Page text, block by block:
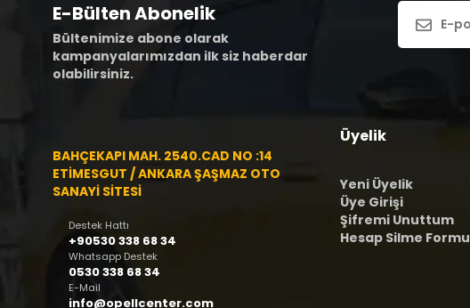
E-Bülten Abonelik
Bültenimize abone olarak
kampanyalarımızdan ilk siz haberdar
olabilirsiniz.
BAHÇEKAPI MAH. 2540.CAD NO :14
ETİMESGUT / ANKARA ŞAŞMAZ OTO
SANAYİ SİTESİ
Destek Hattı
+90530 338 68 34
Whatsapp Destek
0530 338 68 34
E-Mail
info@opellcenter.com
Üyelik
Yeni Üyelik
Üye Girişi
Şifremi Unuttum
Hesap Silme Formu